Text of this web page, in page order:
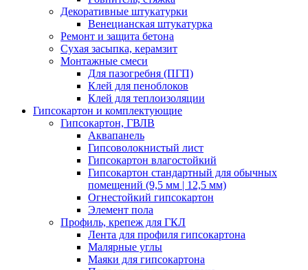
Декоративные штукатурки
Венецианская штукатурка
Ремонт и защита бетона
Сухая засыпка, керамзит
Монтажные смеси
Для пазогребня (ПГП)
Клей для пеноблоков
Клей для теплоизоляции
Гипсокартон и комплектующие
Гипсокартон, ГВЛВ
Аквапанель
Гипсоволокнистый лист
Гипсокартон влагостойкий
Гипсокартон стандартный для обычных
помещений (9,5 мм | 12,5 мм)
Огнестойкий гипсокартон
Элемент пола
Профиль, крепеж для ГКЛ
Лента для профиля гипсокартона
Малярные углы
Маяки для гипсокартона